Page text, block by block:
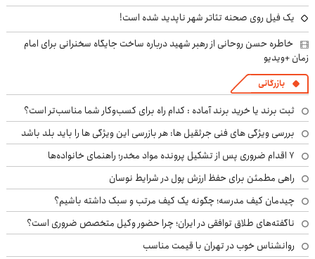
یک فیل روی صحنه تئاتر شهر ناپدید شده است!
خاطره حسن روحانی از رهبر شهید درباره ساخت جایگاه سخنرانی برای امام
زمان +ویدیو
بازرگانی
ثبت برند یا خرید برند آماده : کدام راه برای کسب‌وکار شما مناسب‌تر است؟
بررسی ویژگی های فنی جرثقیل ها: هر بازرسی این ویژگی ها را باید بلد باشد
۷ اقدام ضروری پس از تشکیل پرونده مواد مخدر؛ راهنمای خانواده‌ها
راهی مطمئن برای حفظ ارزش پول در شرایط نوسان
چیدمان کیف مدرسه؛ چگونه یک کیف مرتب و سبک داشته باشیم؟
ناگفته‌های طلاق توافقی در ایران؛ چرا حضور وکیل متخصص ضروری است؟
روانشناس خوب در تهران با قیمت مناسب